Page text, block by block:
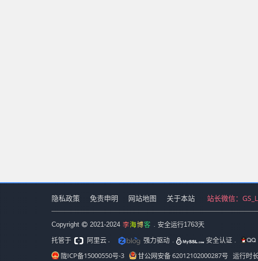
隐私政策 免责申明 网站地图 关于本站 站长微信：
Copyright 2021-2024 李海博客 . 安全运行1763天
托管于 阿里云 . 强力驱动 . 安全认证.
陇ICP备15000550号-3 甘公网安备 62012102000287号 运行时